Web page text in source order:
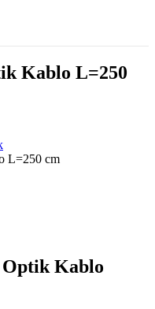
Kablo L=250
L=250 cm
Optik Kablo